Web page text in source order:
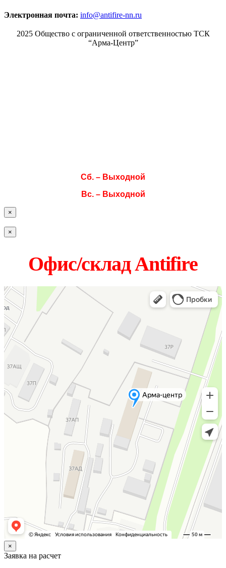
Электронная почта: info@antifire-nn.ru
2025 Общество с ограниченной ответственностью ТСК
“Арма-Центр”
Сб. – Выходной
Вс. – Выходной
×
×
Офис/склад Antifire
×
Заявка на расчет